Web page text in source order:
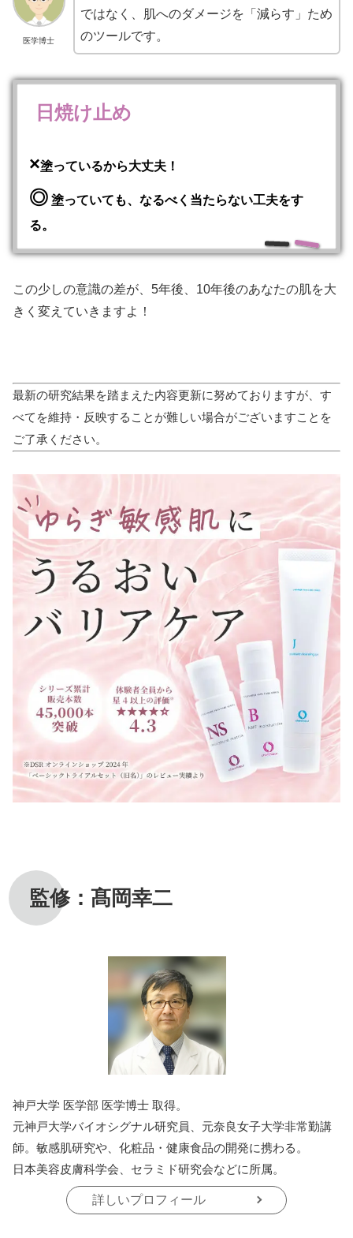
医学博士
ではなく、肌へのダメージを「減らす」ため
のツールです。
日焼け止め
×塗っているから大丈夫！
◎ 塗っていても、なるべく当たらない工夫をす
る。
この少しの意識の差が、5年後、10年後のあなたの肌を大
きく変えていきますよ！
最新の研究結果を踏まえた内容更新に努めておりますが、す
べてを維持・反映することが難しい場合がございますことを
ご了承ください。
監修：髙岡幸二
神戸大学 医学部 医学博士 取得。
元神戸大学バイオシグナル研究員、元奈良女子大学非常勤講
師。敏感肌研究や、化粧品・健康食品の開発に携わる。
日本美容皮膚科学会、セラミド研究会などに所属。
詳しいプロフィール